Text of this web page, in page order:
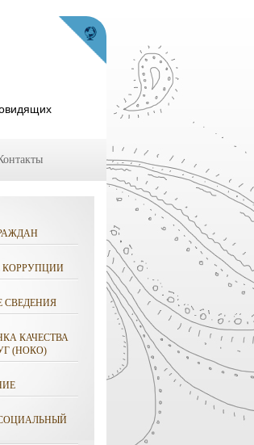
КОРРУПЦИИ
СВЕДЕНИЯ
КАЧЕСТВА
(НОКО)